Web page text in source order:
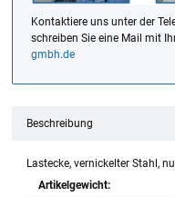
Kontaktiere uns unter der
schreiben Sie eine Mail mit
gmbh.de
Beschreibung
Lastecke, vernickelter Stahl,
Artikelgewicht: